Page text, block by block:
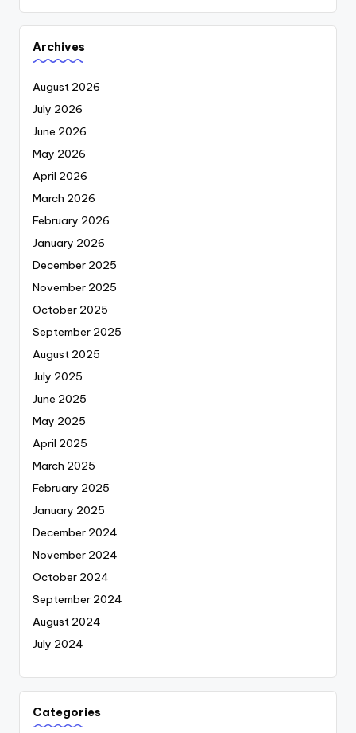
Archives
August 2026
July 2026
June 2026
May 2026
April 2026
March 2026
February 2026
January 2026
December 2025
November 2025
October 2025
September 2025
August 2025
July 2025
June 2025
May 2025
April 2025
March 2025
February 2025
January 2025
December 2024
November 2024
October 2024
September 2024
August 2024
July 2024
Categories